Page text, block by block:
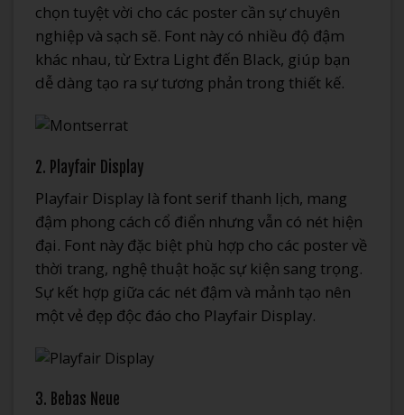
chọn tuyệt vời cho các poster cần sự chuyên
nghiệp và sạch sẽ. Font này có nhiều độ đậm
khác nhau, từ Extra Light đến Black, giúp bạn
dễ dàng tạo ra sự tương phản trong thiết kế.
2. Playfair Display
Playfair Display là font serif thanh lịch, mang
đậm phong cách cổ điển nhưng vẫn có nét hiện
đại. Font này đặc biệt phù hợp cho các poster về
thời trang, nghệ thuật hoặc sự kiện sang trọng.
Sự kết hợp giữa các nét đậm và mảnh tạo nên
một vẻ đẹp độc đáo cho Playfair Display.
3. Bebas Neue